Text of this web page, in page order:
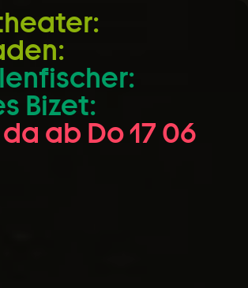
springen
Bizet:
ab Do 17 06